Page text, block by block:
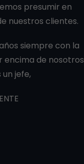
presumir en
nuestros clientes.
siempre con la
encima de nosotros
jefe,